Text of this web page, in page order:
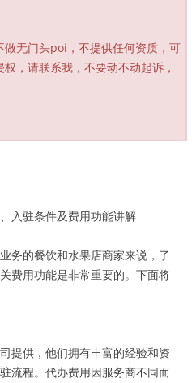
无门头poi，不提供任何资质，可
，请联系我，不要动不动起诉，
入驻条件及费用功能讲解
务的餐饮和水果店商家来说，了
费用功能是非常重要的。下面将
提供，他们拥有丰富的经验和资
流程。代办费用因服务商不同而